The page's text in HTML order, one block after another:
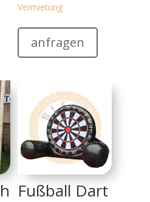
Vermietung
anfragen
Fußball Dart